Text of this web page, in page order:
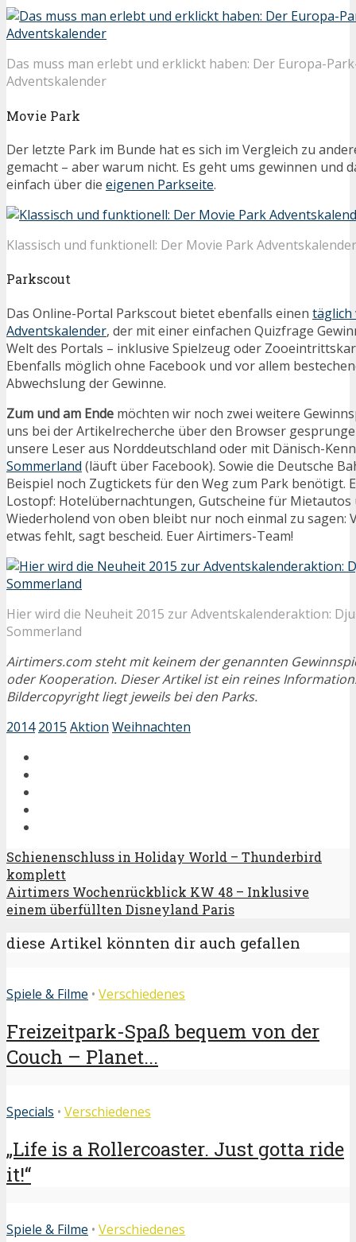
Das muss man erlebt und erklickt haben: Der Europa-
Adventskalender
Movie Park
Der letzte Park im Bunde hat es sich im Vergleich zu
gemacht – aber warum nicht. Es geht ums gewinnen und
einfach über die eigenen Parkseite.
Klassisch und funktionell: Der Movie Park Adventskalender
Parkscout
Das Online-Portal Parkscout bietet ebenfalls einen täglich
Adventskalender, der mit einer einfachen Quizfrage
Welt des Portals – inklusive Spielzeug oder
Ebenfalls möglich ohne Facebook und vor allem
Abwechslung der Gewinne.
Zum und am Ende möchten wir noch zwei weitere
uns bei der Artikelrecherche über den Browser
unsere Leser aus Norddeutschland oder mit Dänisch-
Sommerland (läuft über Facebook). Sowie die Deutsche
Beispiel noch Zugtickets für den Weg zum Park benötigt.
Lostopf: Hotelübernachtungen, Gutscheine für Mietautos
Wiederholend von oben bleibt nur noch einmal zu sagen:
etwas fehlt, sagt bescheid. Euer Airtimers-Team!
Hier wird die Neuheit 2015 zur Adventskalenderaktion:
Sommerland
Airtimers.com steht mit keinem der genannten
oder Kooperation. Dieser Artikel ist ein reines
Bildercopyright liegt jeweils bei den Parks.
2014 2015 Aktion Weihnachten
Schienenschluss in Holiday World – Thunderbird
komplett
Airtimers Wochenrückblick KW 48 – Inklusive
einem überfüllten Disneyland Paris
diese Artikel könnten dir auch gefallen
Spiele & Filme • Verschiedenes
Freizeitpark-Spaß bequem von der
Couch – Planet...
Specials • Verschiedenes
„Life is a Rollercoaster. Just gotta ride
it!“
Spiele & Filme • Verschiedenes